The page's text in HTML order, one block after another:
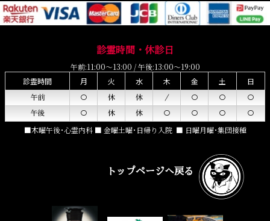
診霊時間・休診日
午前:11:00～13:00 / 午後:13:00～19:00
診霊時間
月 火 水 木 金 土 日
午前 ○ 休 休 ／ ○ ○ ○
午後 ○ 休 休 ○ ○ ○ ○
■木曜午後･心霊内科 ■ 金曜土曜･日帰り入院 ■ 日曜月曜･集団接種
トップページへ戻る